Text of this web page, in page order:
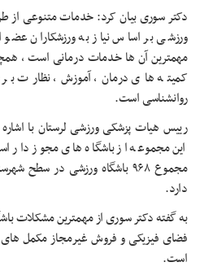
دکتر سوری بیان کرد: خدمات متنوعی از
ورزشی بر اساس نیاز به ورزشکاران
مهمترین آن ها خدمات درمانی است ،
کمیته های درمان، آموزش، نظارت بر
روانشناسی است.
این مجموعه از باشگاه های مجوز دار
مجموع ۹۶۸ باشگاه ورزشی در سطح
دارد.
به گفته دکتر سوری از مهمترین مشکلات
فضای فیزیکی و فروش غیرمجاز مکمل های
است.